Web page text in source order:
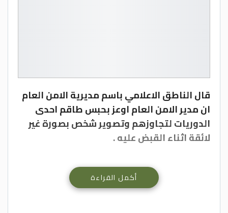
قال الناطق الاعلامي باسم مديرية الامن العام
ان مدير الامن العام اوعز بحبس طاقم احدى
الدوريات لتجاوزهم وتصوير شخص بصورة غير
لائقة اثناء القبض عليه .
كما واوعز مدير الامن العام للقضاء الشرطي
أكمل القراءة